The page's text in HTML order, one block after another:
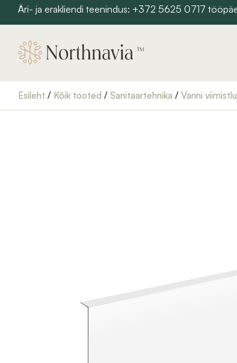
to
content
Äri- ja erakliendi teenindus: +372 5625 0717
Esileht / Kõik tooted / Sanitaartehnika / Vanni